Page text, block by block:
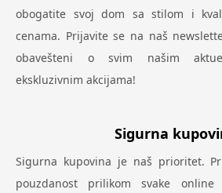
obogatite svoj dom sa stilom i
cenama. Prijavite se na naš
obavešteni o svim našim
ekskluzivnim akcijama!
Sigurna
Sigurna kupovina je naš prioritet.
pouzdanost prilikom svake online